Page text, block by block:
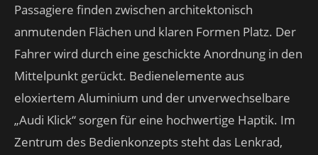
Passagiere finden zwischen architektonisch
anmutenden Flächen und klaren Formen Platz. Der
Fahrer wird durch eine geschickte Anordnung in den
Mittelpunkt gerückt. Bedienelemente aus
eloxiertem Aluminium und der unverwechselbare
„Audi Klick“ sorgen für eine hochwertige Haptik. Im
Zentrum des Bedienkonzepts steht das Lenkrad,